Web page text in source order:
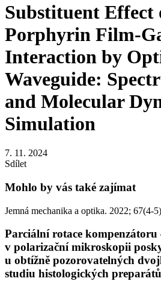
Substituent Effect
Porphyrin Film-
Interaction by
Waveguide:
and Molecular
Simulation
7. 11. 2024
Sdílet
Mohlo by vás také zajímat
Jemná mechanika a optika. 2022; 67(4-
Parciální rotace kompenzátoru
v polarizační mikroskopii
u obtížně pozorovatelných
studiu histologických preparátů